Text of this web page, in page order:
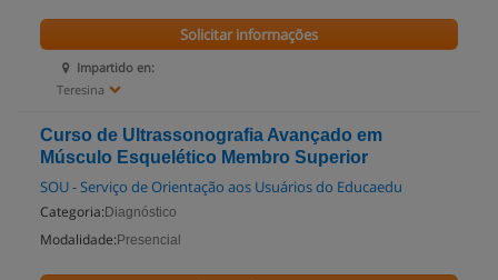
Impartido en:
Teresina
Solicitar informações
Curso de Ultrassonografia Avançado em
Músculo Esquelético Membro Superior
SOU - Serviço de Orientação aos Usuários do Educaedu
Categoria: Diagnóstico
Modalidade: Presencial